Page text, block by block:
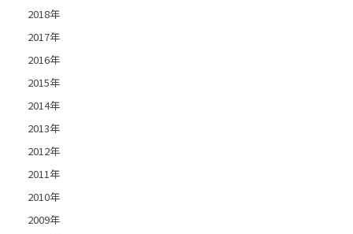
2018年
2017年
2016年
2015年
2014年
2013年
2012年
2011年
2010年
2009年